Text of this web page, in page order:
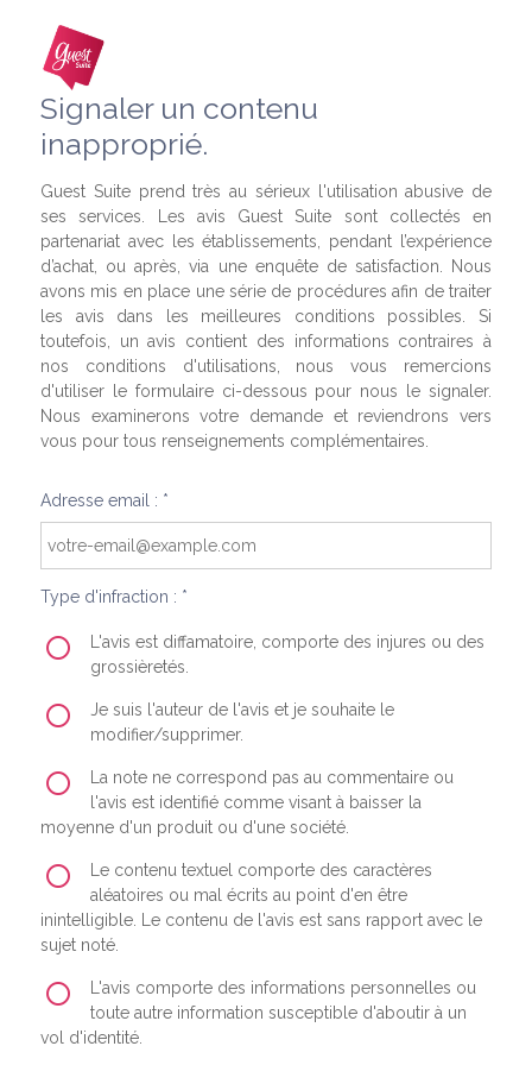
Signaler un contenu
inapproprié.
Guest Suite prend très au sérieux l'utilisation abusive de
ses services. Les avis Guest Suite sont collectés en
partenariat avec les établissements, pendant l’expérience
d’achat, ou après, via une enquête de satisfaction. Nous
avons mis en place une série de procédures afin de traiter
les avis dans les meilleures conditions possibles. Si
toutefois, un avis contient des informations contraires à
nos conditions d'utilisations, nous vous remercions
d'utiliser le formulaire ci-dessous pour nous le signaler.
Nous examinerons votre demande et reviendrons vers
vous pour tous renseignements complémentaires.
Adresse email : *
Type d'infraction : *
L'avis est diffamatoire, comporte des injures ou des
grossièretés.
Je suis l'auteur de l'avis et je souhaite le
modifier/supprimer.
La note ne correspond pas au commentaire ou
l'avis est identifié comme visant à baisser la
moyenne d'un produit ou d'une société.
Le contenu textuel comporte des caractères
aléatoires ou mal écrits au point d'en être
inintelligible. Le contenu de l'avis est sans rapport avec le
sujet noté.
L'avis comporte des informations personnelles ou
toute autre information susceptible d'aboutir à un
vol d'identité.